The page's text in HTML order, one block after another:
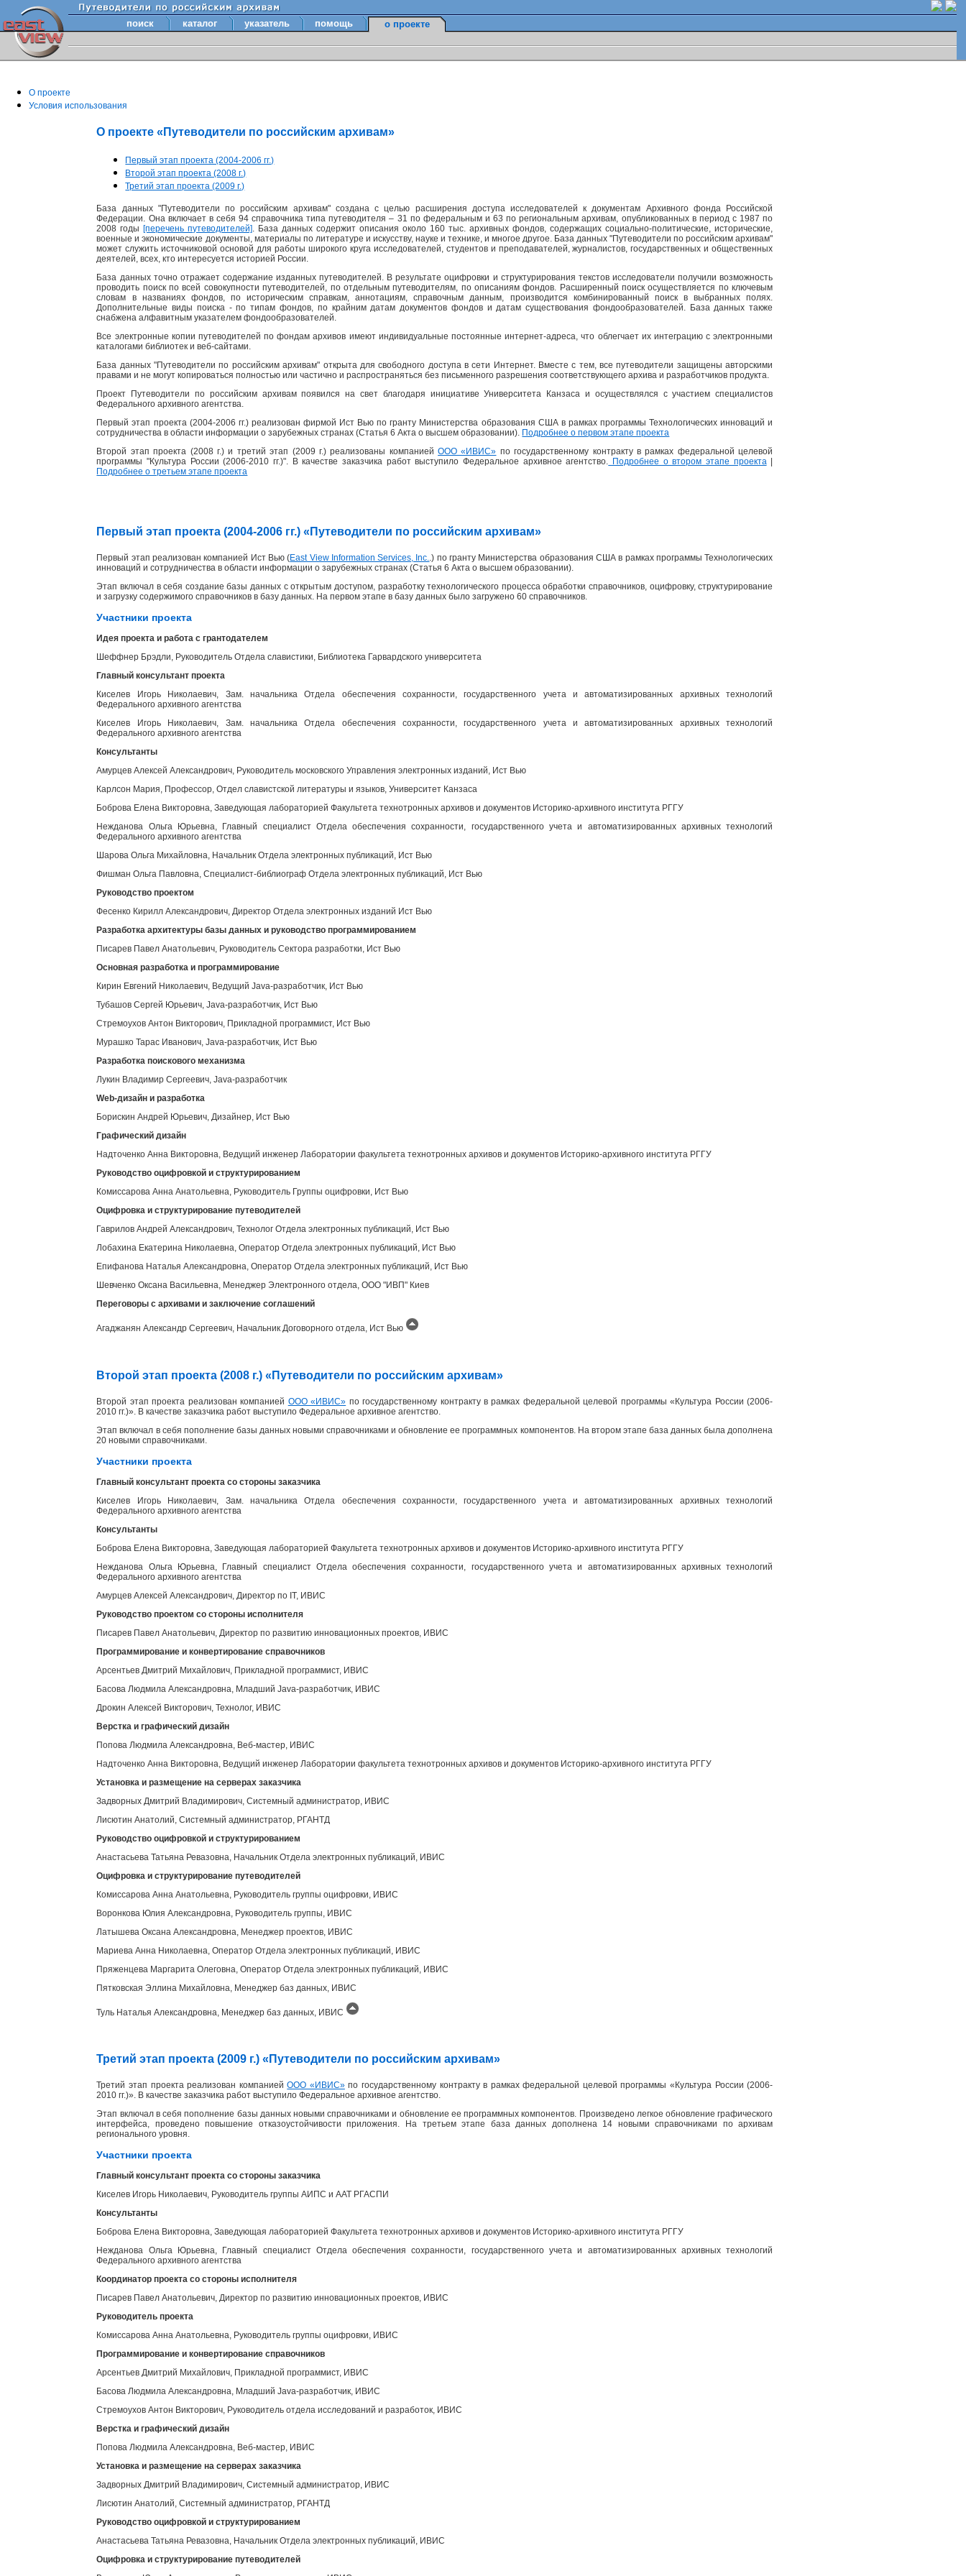
поиск каталог указатель помощь о проекте
О проекте
Условия использования
О проекте «Путеводители по российским архивам»
Первый этап проекта (2004-2006 гг.)
Второй этап проекта (2008 г.)
Третий этап проекта (2009 г.)
База данных "Путеводители по российским архивам" создана с целью расширения доступа исследователей к документам Архивного фонда Российской
Федерации. Она включает в себя 94 справочника типа путеводителя – 31 по федеральным и 63 по региональным архивам, опубликованных в период с 1987 по
2008 годы [перечень путеводителей]. База данных содержит описания около 160 тыс. архивных фондов, содержащих социально-политические, исторические,
военные и экономические документы, материалы по литературе и искусству, науке и технике, и многое другое. База данных "Путеводители по российским архивам"
может служить источниковой основой для работы широкого круга исследователей, студентов и преподавателей, журналистов, государственных и общественных
деятелей, всех, кто интересуется историей России.
База данных точно отражает содержание изданных путеводителей. В результате оцифровки и структурирования текстов исследователи получили возможность
проводить поиск по всей совокупности путеводителей, по отдельным путеводителям, по описаниям фондов. Расширенный поиск осуществляется по ключевым
словам в названиях фондов, по историческим справкам, аннотациям, справочным данным, производится комбинированный поиск в выбранных полях.
Дополнительные виды поиска - по типам фондов, по крайним датам документов фондов и датам существования фондообразователей. База данных также
снабжена алфавитным указателем фондообразователей.
Все электронные копии путеводителей по фондам архивов имеют индивидуальные постоянные интернет-адреса, что облегчает их интеграцию с электронными
каталогами библиотек и веб-сайтами.
База данных "Путеводители по российским архивам" открыта для свободного доступа в сети Интернет. Вместе с тем, все путеводители защищены авторскими
правами и не могут копироваться полностью или частично и распространяться без письменного разрешения соответствующего архива и разработчиков продукта.
Проект Путеводители по российским архивам появился на свет благодаря инициативе Университета Канзаса и осуществлялся с участием специалистов
Федерального архивного агентства.
Первый этап проекта (2004-2006 гг.) реализован фирмой Ист Вью по гранту Министерства образования США в рамках программы Технологических инноваций и
сотрудничества в области информации о зарубежных странах (Статья 6 Акта о высшем образовании). Подробнее о первом этапе проекта
Второй этап проекта (2008 г.) и третий этап (2009 г.) реализованы компаниейООО «ИВИС» по государственному контракту в рамках федеральной целевой
программы "Культура России (2006-2010 гг.)". В качестве заказчика работ выступило Федеральное архивное агентство. Подробнее о втором этапе проекта|
Подробнее о третьем этапе проекта
Первый этап проекта (2004-2006 гг.) «Путеводители по российским архивам»
Первый этап реализован компанией Ист Вью (East View Information Services, Inc. .) по гранту Министерства образования США в рамках программы Технологических
инноваций и сотрудничества в области информации о зарубежных странах (Статья 6 Акта о высшем образовании).
Этап включал в себя создание базы данных с открытым доступом, разработку технологического процесса обработки справочников, оцифровку, структурирование
и загрузку содержимого справочников в базу данных. На первом этапе в базу данных было загружено 60 справочников.
Участники проекта
Идея проекта и работа с грантодателем
Шеффнер Брэдли, Руководитель Отдела славистики, Библиотека Гарвардского университета
Главный консультант проекта
Киселев Игорь Николаевич, Зам. начальника Отдела обеспечения сохранности, государственного учета и автоматизированных архивных технологий
Федерального архивного агентства
Киселев Игорь Николаевич, Зам. начальника Отдела обеспечения сохранности, государственного учета и автоматизированных архивных технологий
Федерального архивного агентства
Консультанты
Амурцев Алексей Александрович, Руководитель московского Управления электронных изданий, Ист Вью
Карлсон Мария, Профессор, Отдел славистской литературы и языков, Университет Канзаса
Боброва Елена Викторовна, Заведующая лабораторией Факультета технотронных архивов и документов Историко-архивного института РГГУ
Нежданова Ольга Юрьевна, Главный специалист Отдела обеспечения сохранности, государственного учета и автоматизированных архивных технологий
Федерального архивного агентства
Шарова Ольга Михайловна, Начальник Отдела электронных публикаций, Ист Вью
Фишман Ольга Павловна, Специалист-библиограф Отдела электронных публикаций, Ист Вью
Руководство проектом
Фесенко Кирилл Александрович, Директор Отдела электронных изданий Ист Вью
Разработка архитектуры базы данных и руководство программированием
Писарев Павел Анатольевич, Руководитель Сектора разработки, Ист Вью
Основная разработка и программирование
Кирин Евгений Николаевич, Ведущий Java-разработчик, Ист Вью
Тубашов Сергей Юрьевич, Java-разработчик, Ист Вью
Стремоухов Антон Викторович, Прикладной программист, Ист Вью
Мурашко Тарас Иванович, Java-разработчик, Ист Вью
Разработка поискового механизма
Лукин Владимир Сергеевич, Java-разработчик
Web-дизайн и разработка
Борискин Андрей Юрьевич, Дизайнер, Ист Вью
Графический дизайн
Надточенко Анна Викторовна, Ведущий инженер Лаборатории факультета технотронных архивов и документов Историко-архивного института РГГУ
Руководство оцифровкой и структурированием
Комиссарова Анна Анатольевна, Руководитель Группы оцифровки, Ист Вью
Оцифровка и структурирование путеводителей
Гаврилов Андрей Александрович, Технолог Отдела электронных публикаций, Ист Вью
Лобахина Екатерина Николаевна, Оператор Отдела электронных публикаций, Ист Вью
Епифанова Наталья Александровна, Оператор Отдела электронных публикаций, Ист Вью
Шевченко Оксана Васильевна, Менеджер Электронного отдела, OOO "ИВП" Киев
Переговоры с архивами и заключение соглашений
Агаджанян Александр Сергеевич, Начальник Договорного отдела, Ист Вью
Второй этап проекта (2008 г.) «Путеводители по российским архивам»
Второй этап проекта реализован компанией ООО «ИВИС» по государственному контракту в рамках федеральной целевой программы «Культура России (2006-
2010 гг.)». В качестве заказчика работ выступило Федеральное архивное агентство.
Этап включал в себя пополнение базы данных новыми справочниками и обновление ее программных компонентов. На втором этапе база данных была дополнена
20 новыми справочниками.
Участники проекта
Главный консультант проекта со стороны заказчика
Киселев Игорь Николаевич, Зам. начальника Отдела обеспечения сохранности, государственного учета и автоматизированных архивных технологий
Федерального архивного агентства
Консультанты
Боброва Елена Викторовна, Заведующая лабораторией Факультета технотронных архивов и документов Историко-архивного института РГГУ
Нежданова Ольга Юрьевна, Главный специалист Отдела обеспечения сохранности, государственного учета и автоматизированных архивных технологий
Федерального архивного агентства
Амурцев Алексей Александрович, Директор по IT, ИВИС
Руководство проектом со стороны исполнителя
Писарев Павел Анатольевич, Директор по развитию инновационных проектов, ИВИС
Программирование и конвертирование справочников
Арсентьев Дмитрий Михайлович, Прикладной программист, ИВИС
Басова Людмила Александровна, Младший Java-разработчик, ИВИС
Дрокин Алексей Викторович, Технолог, ИВИС
Верстка и графический дизайн
Попова Людмила Александровна, Веб-мастер, ИВИС
Надточенко Анна Викторовна, Ведущий инженер Лаборатории факультета технотронных архивов и документов Историко-архивного института РГГУ
Установка и размещение на серверах заказчика
Задворных Дмитрий Владимирович, Системный администратор, ИВИС
Лисютин Анатолий, Системный администратор, РГАНТД
Руководство оцифровкой и структурированием
Анастасьева Татьяна Ревазовна, Начальник Отдела электронных публикаций, ИВИС
Оцифровка и структурирование путеводителей
Комиссарова Анна Анатольевна, Руководитель группы оцифровки, ИВИС
Воронкова Юлия Александровна, Руководитель группы, ИВИС
Латышева Оксана Александровна, Менеджер проектов, ИВИС
Мариева Анна Николаевна, Оператор Отдела электронных публикаций, ИВИС
Пряженцева Маргарита Олеговна, Оператор Отдела электронных публикаций, ИВИС
Пятковская Эллина Михайловна, Менеджер баз данных, ИВИС
Туль Наталья Александровна, Менеджер баз данных, ИВИС
Третий этап проекта (2009 г.) «Путеводители по российским архивам»
Третий этап проекта реализован компаниейООО «ИВИС»по государственному контракту в рамках федеральной целевой программы «Культура России (2006-
2010 гг.)». В качестве заказчика работ выступило Федеральное архивное агентство.
Этап включал в себя пополнение базы данных новыми справочниками и обновление ее программных компонентов. Произведено легкое обновление графического
интерфейса, проведено повышение отказоустойчивости приложения. На третьем этапе база данных дополнена 14 новыми справочниками по архивам
регионального уровня.
Участники проекта
Главный консультант проекта со стороны заказчика
Киселев Игорь Николаевич, Руководитель группы АИПС и ААТ РГАСПИ
Консультанты
Боброва Елена Викторовна, Заведующая лабораторией Факультета технотронных архивов и документов Историко-архивного института РГГУ
Нежданова Ольга Юрьевна, Главный специалист Отдела обеспечения сохранности, государственного учета и автоматизированных архивных технологий
Федерального архивного агентства
Координатор проекта со стороны исполнителя
Писарев Павел Анатольевич, Директор по развитию инновационных проектов, ИВИС
Руководитель проекта
Комиссарова Анна Анатольевна, Руководитель группы оцифровки, ИВИС
Программирование и конвертирование справочников
Арсентьев Дмитрий Михайлович, Прикладной программист, ИВИС
Басова Людмила Александровна, Младший Java-разработчик, ИВИС
Стремоухов Антон Викторович, Руководитель отдела исследований и разработок, ИВИС
Верстка и графический дизайн
Попова Людмила Александровна, Веб-мастер, ИВИС
Установка и размещение на серверах заказчика
Задворных Дмитрий Владимирович, Системный администратор, ИВИС
Лисютин Анатолий, Системный администратор, РГАНТД
Руководство оцифровкой и структурированием
Анастасьева Татьяна Ревазовна, Начальник Отдела электронных публикаций, ИВИС
Оцифровка и структурирование путеводителей